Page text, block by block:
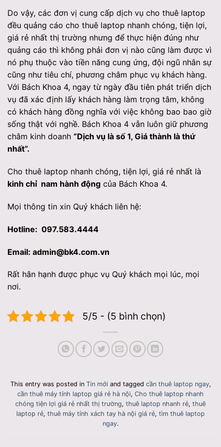
Do vậy, các đơn vị cung cấp dịch vụ cho thuê laptop
đều quảng cáo cho thuê laptop nhanh chóng, tiện lợi,
giá rẻ nhất thị trường nhưng để thực hiện đúng như
quảng cáo thì không phải đơn vị nào cũng làm được vì
nó phụ thuộc vào tiền năng cung ứng, đội ngũ nhân sự
cũng như tiêu chí, phương châm phục vụ khách hàng.
Với Bách Khoa 4, ngay từ ngày đầu tiên phát triển dịch
vụ đã xác định lấy khách hàng làm trọng tâm, không
có khách hàng đồng nghĩa với việc không bao bao giờ
sống thật với nghề. Bách Khoa 4 vẫn luôn giữ phương
châm kinh doanh “Dịch vụ là số 1, Giá thành là thứ
nhất”.
Cho thuê laptop nhanh chóng, tiện lợi, giá rẻ nhất là
kinh chỉ nam hành động của Bách Khoa 4.
Mọi thông tin xin Quý khách liên hệ:
Hotline: 097.583.4444
Email: admin@bk4.com.vn
Rất hân hạnh được phục vụ Quý khách mọi lúc, mọi
nơi.
5/5 - (5 bình chọn)
This entry was posted in Tin mới and tagged cần thuê laptop ngay,
cần thuê máy tính laptop giá rẻ hà nội, Cho thuê laptop nhanh
chóng tiện lợi giá rẻ nhất thị trường, thuê laptop nhanh rẻ, thuê
laptop rẻ, thuê máy tính xách tay hà nội giá rẻ, tìm thuê laptop
ngay.